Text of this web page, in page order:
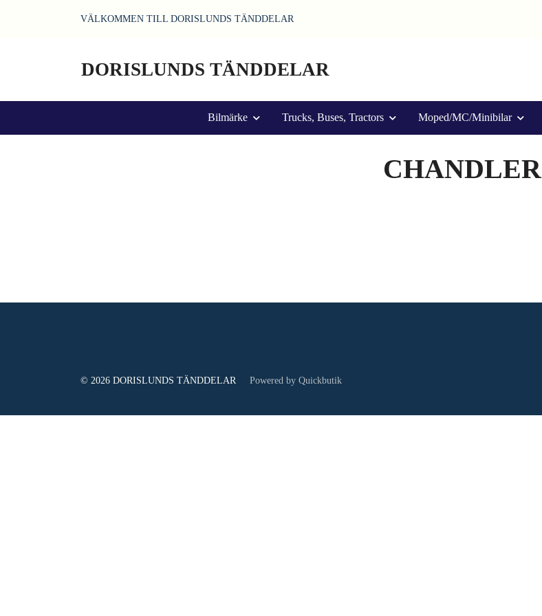
VÄLKOMMEN TILL DORISLUNDS TÄNDDELAR
DORISLUNDS TÄNDDELAR
Bilmärke Trucks, Buses, Tractors Moped/MC/Minibilar
CHANDLER
© 2026 DORISLUNDS TÄNDDELAR Powered by Quickbutik